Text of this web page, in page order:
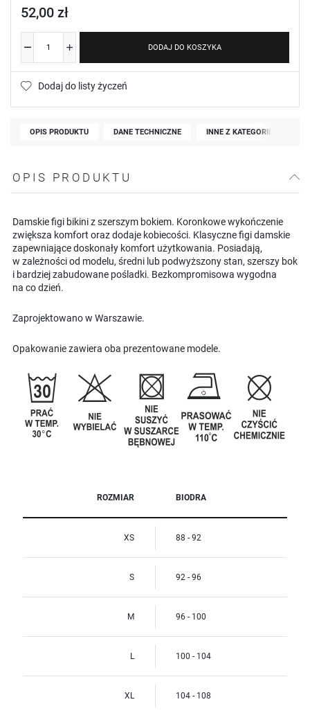
52,00 zł
DODAJ DO KOSZYKA
Dodaj do listy życzeń
OPIS PRODUKTU DANE TECHNICZNE INNE Z KATEGORII
OPIS PRODUKTU
Damskie figi bikini z szerszym bokiem. Koronkowe wykończenie
zwiększa komfort oraz dodaje kobiecości. Klasyczne figi damskie
zapewniające doskonały komfort użytkowania. Posiadają,
w zależności od modelu, średni lub podwyższony stan, szerszy bok
i bardziej zabudowane pośladki. Bezkompromisowa wygodna
na co dzień.
Zaprojektowano w Warszawie.
Opakowanie zawiera oba prezentowane modele.
ROZMIAR BIODRA
XS 88 - 92
S 92 - 96
M 96 - 100
L 100 - 104
XL 104 - 108